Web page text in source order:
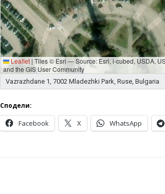
Leaflet | Tiles © Esri — Source: Esri, i-cubed, USDA,
and the GIS User Community
Vazrazhdane 1, 7002 Mladezhki Park, Ruse, Bulgaria
Сподели:
Facebook X WhatsApp